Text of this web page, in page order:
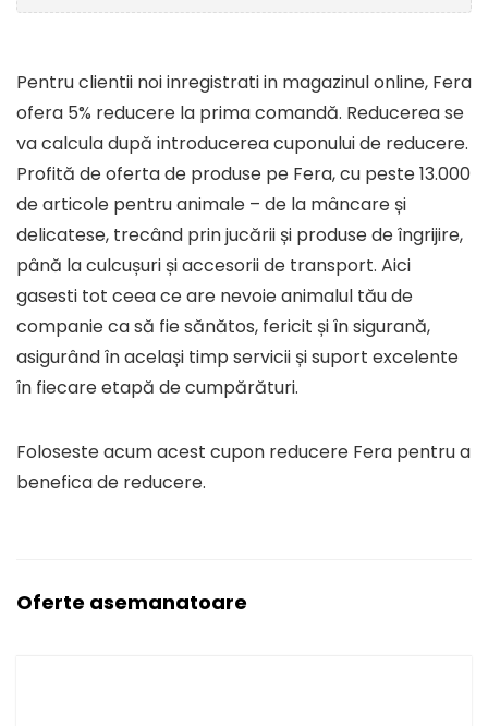
Pentru clientii noi inregistrati in magazinul online, Fera
ofera 5% reducere la prima comandă. Reducerea se
va calcula după introducerea cuponului de reducere.
Profită de oferta de produse pe Fera, cu peste 13.000
de articole pentru animale – de la mâncare și
delicatese, trecând prin jucării și produse de îngrijire,
până la culcușuri și accesorii de transport. Aici
gasesti tot ceea ce are nevoie animalul tău de
companie ca să fie sănătos, fericit și în sigurană,
asigurând în același timp servicii și suport excelente
în fiecare etapă de cumpărături.
Foloseste acum acest cupon reducere Fera pentru a
benefica de reducere.
Oferte asemanatoare